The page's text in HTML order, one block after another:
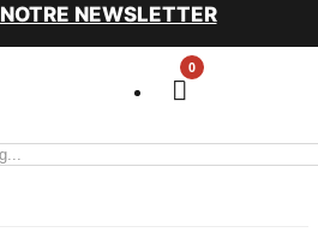
NOTRE NEWSLETTER
0